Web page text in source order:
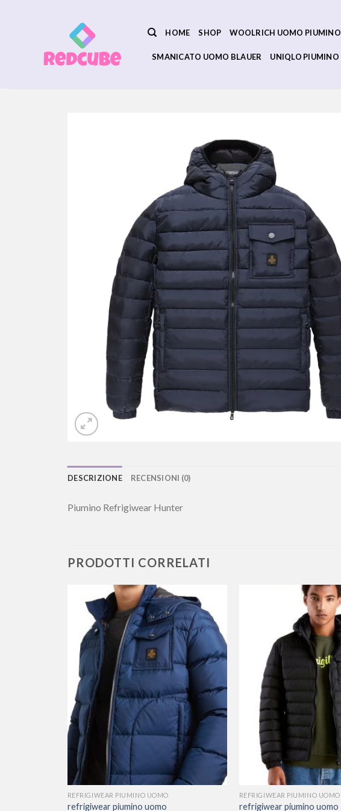
HOME SHOP WOOLRICH UOMO PIUMINO
SMANICATO UOMO BLAUER UNIQLO PIUMINO
DESCRIZIONE RECENSIONI (0)
Piumino Refrigiwear Hunter
PRODOTTI CORRELATI
REFRIGIWEAR PIUMINO UOMO
refrigiwear piumino uomo
REFRIGIWEAR PIUMINO UOMO
refrigiwear piumino uomo